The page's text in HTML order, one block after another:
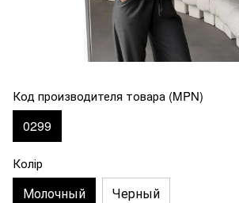
Код производителя товара (MPN)
0299
Колір
Молочный Черный